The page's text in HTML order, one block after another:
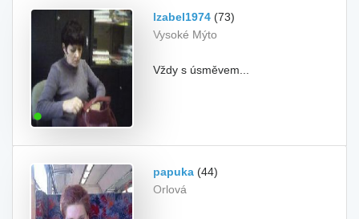
Izabel1974 (73)
Vysoké Mýto
Vždy s úsměvem...
papuka (44)
Orlová